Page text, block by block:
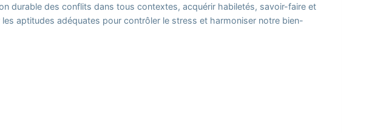
durable des conflits dans tous contextes, acquérir habiletés, savoir-faire et
aptitudes adéquates pour contrôler le stress et harmoniser notre bien-